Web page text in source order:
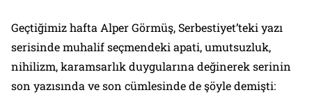
Geçtiğimiz hafta Alper Görmüş, Serbestiyet’teki yazı
serisinde muhalif seçmendeki apati, umutsuzluk,
nihilizm, karamsarlık duygularına değinerek serinin
son yazısında ve son cümlesinde de şöyle demişti: